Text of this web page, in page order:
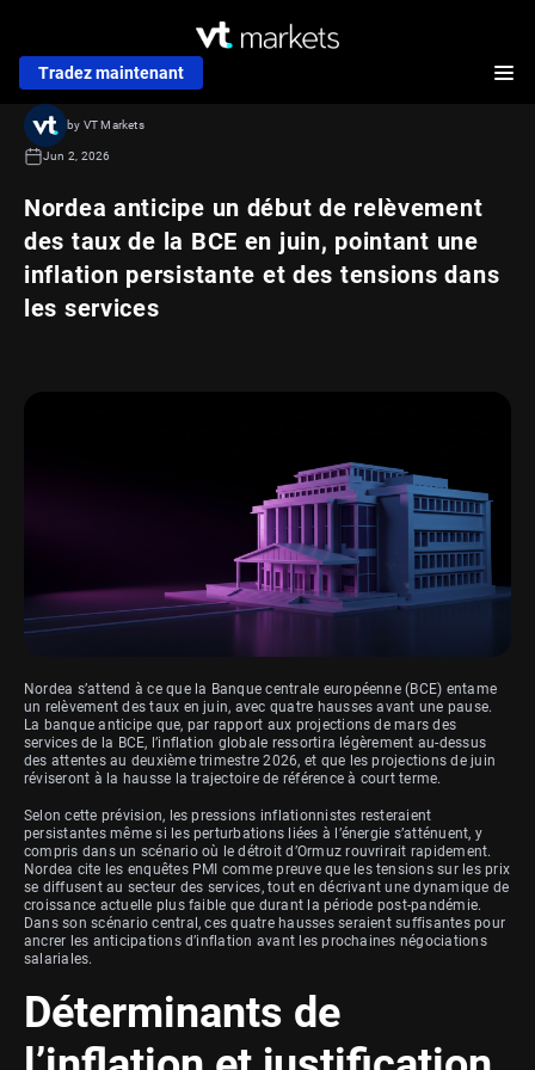
Tradez maintenant
Nordea anticipe un début de relèvement
des taux de la BCE en juin, pointant une
inflation persistante et des tensions dans
les services
by VT Markets
Jun 2, 2026
Nordea s’attend à ce que la Banque centrale européenne (BCE) entame
un relèvement des taux en juin, avec quatre hausses avant une pause.
La banque anticipe que, par rapport aux projections de mars des
services de la BCE, l’inflation globale ressortira légèrement au-dessus
des attentes au deuxième trimestre 2026, et que les projections de juin
réviseront à la hausse la trajectoire de référence à court terme.
Selon cette prévision, les pressions inflationnistes resteraient
persistantes même si les perturbations liées à l’énergie s’atténuent, y
compris dans un scénario où le détroit d’Ormuz rouvrirait rapidement.
Nordea cite les enquêtes PMI comme preuve que les tensions sur les prix
se diffusent au secteur des services, tout en décrivant une dynamique de
croissance actuelle plus faible que durant la période post-pandémie.
Dans son scénario central, ces quatre hausses seraient suffisantes pour
ancrer les anticipations d’inflation avant les prochaines négociations
salariales.
Déterminants de